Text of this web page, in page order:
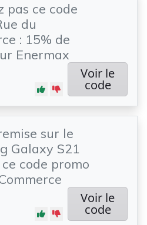
pas ce code
du
: 15% de
Enermax
Voir le
code
sur le
Galaxy S21
ce code promo
Voir le
code